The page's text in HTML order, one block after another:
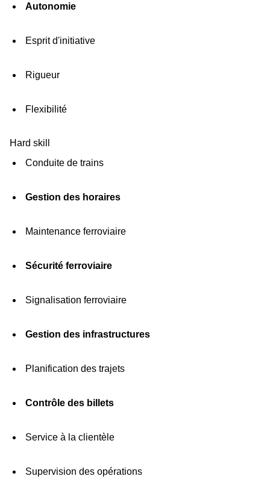
Autonomie
Esprit d'initiative
Rigueur
Flexibilité
Hard skill
Conduite de trains
Gestion des horaires
Maintenance ferroviaire
Sécurité ferroviaire
Signalisation ferroviaire
Gestion des infrastructures
Planification des trajets
Contrôle des billets
Service à la clientèle
Supervision des opérations